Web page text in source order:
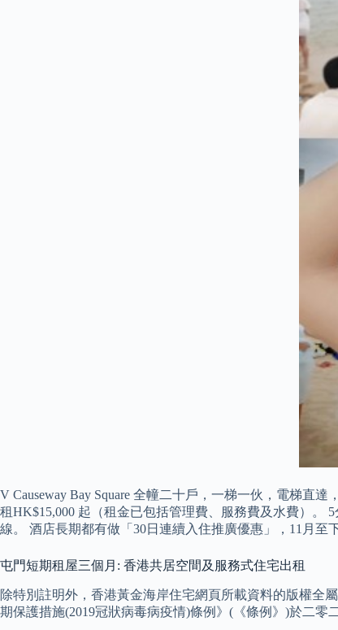
V Causeway Bay Square 全幢二十戶，一梯一伙，電梯直
租HK$15,000 起（租金已包括管理費、服務費及水費）。
線。 酒店長期都有做「30日連續入住推廣優惠」，11月至
屯門短期租屋三個月: 香港共居空間及服務式住宅出租
除特別註明外，香港黃金海岸住宅網頁所載資料的版權全
期保護措施(2019冠狀病毒病疫情)條例》(《條例》)於二